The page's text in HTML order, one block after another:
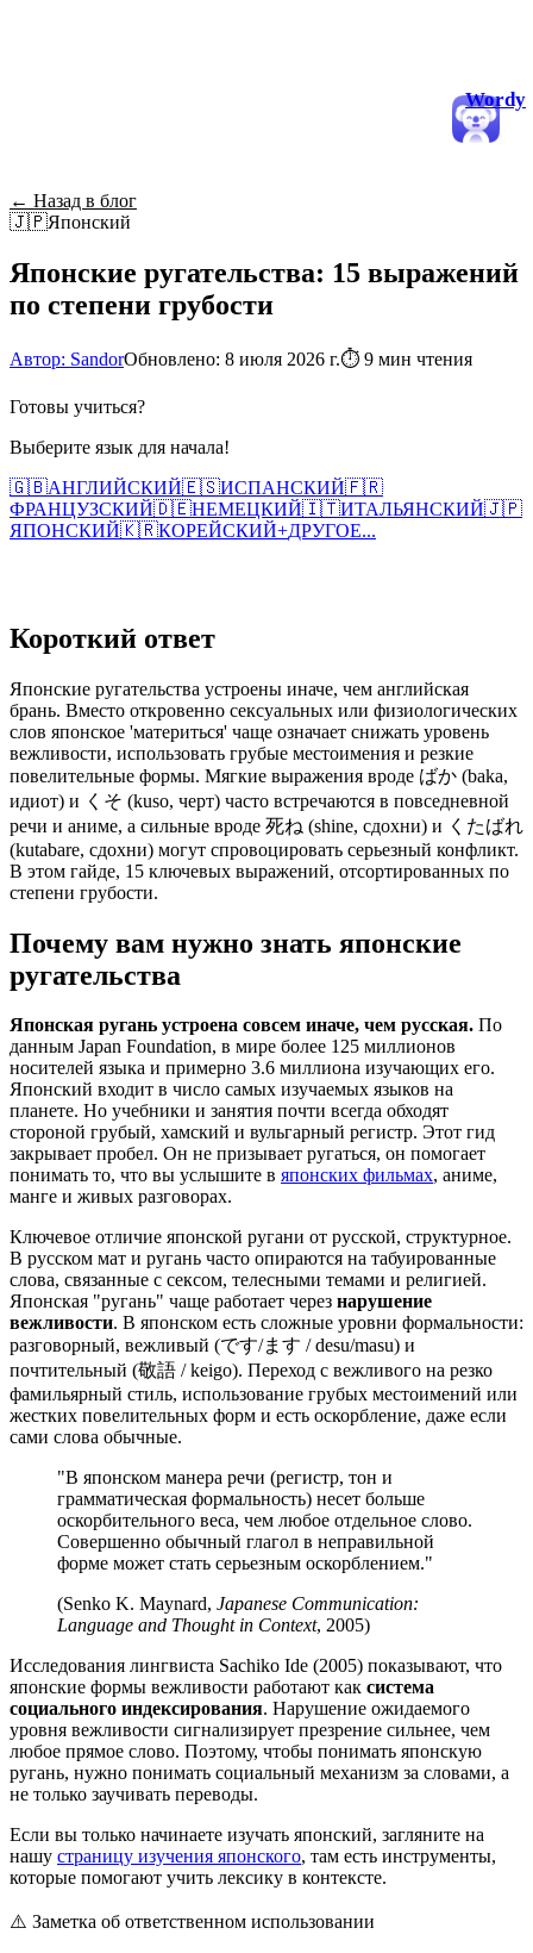
Wordy
← Назад в блог
🇯🇵Японский
Японские ругательства: 15 выражений
по степени грубости
Автор: SandorОбновлено: 8 июля 2026 г.⏱ 9 мин чтения
Готовы учиться?
Выберите язык для начала!
🇬🇧АНГЛИЙСКИЙ🇪🇸ИСПАНСКИЙ🇫🇷
ФРАНЦУЗСКИЙ🇩🇪НЕМЕЦКИЙ🇮🇹ИТАЛЬЯНСКИЙ🇯🇵
ЯПОНСКИЙ🇰🇷КОРЕЙСКИЙ+ДРУГОЕ...
Короткий ответ
Японские ругательства устроены иначе, чем английская
брань. Вместо откровенно сексуальных или физиологических
слов японское 'материться' чаще означает снижать уровень
вежливости, использовать грубые местоимения и резкие
повелительные формы. Мягкие выражения вроде ばか (baka,
идиот) и くそ (kuso, черт) часто встречаются в повседневной
речи и аниме, а сильные вроде 死ね (shine, сдохни) и くたばれ
(kutabare, сдохни) могут спровоцировать серьезный конфликт.
В этом гайде, 15 ключевых выражений, отсортированных по
степени грубости.
Почему вам нужно знать японские
ругательства
Японская ругань устроена совсем иначе, чем русская. По
данным Japan Foundation, в мире более 125 миллионов
носителей языка и примерно 3.6 миллиона изучающих его.
Японский входит в число самых изучаемых языков на
планете. Но учебники и занятия почти всегда обходят
стороной грубый, хамский и вульгарный регистр. Этот гид
закрывает пробел. Он не призывает ругаться, он помогает
понимать то, что вы услышите в японских фильмах, аниме,
манге и живых разговорах.
Ключевое отличие японской ругани от русской, структурное.
В русском мат и ругань часто опираются на табуированные
слова, связанные с сексом, телесными темами и религией.
Японская "ругань" чаще работает через нарушение
вежливости. В японском есть сложные уровни формальности:
разговорный, вежливый (です/ます / desu/masu) и
почтительный (敬語 / keigo). Переход с вежливого на резко
фамильярный стиль, использование грубых местоимений или
жестких повелительных форм и есть оскорбление, даже если
сами слова обычные.
"В японском манера речи (регистр, тон и
грамматическая формальность) несет больше
оскорбительного веса, чем любое отдельное слово.
Совершенно обычный глагол в неправильной
форме может стать серьезным оскорблением."
(Senko K. Maynard, Japanese Communication:
Language and Thought in Context, 2005)
Исследования лингвиста Sachiko Ide (2005) показывают, что
японские формы вежливости работают как система
социального индексирования. Нарушение ожидаемого
уровня вежливости сигнализирует презрение сильнее, чем
любое прямое слово. Поэтому, чтобы понимать японскую
ругань, нужно понимать социальный механизм за словами, а
не только заучивать переводы.
Если вы только начинаете изучать японский, загляните на
нашу страницу изучения японского, там есть инструменты,
которые помогают учить лексику в контексте.
⚠️ Заметка об ответственном использовании